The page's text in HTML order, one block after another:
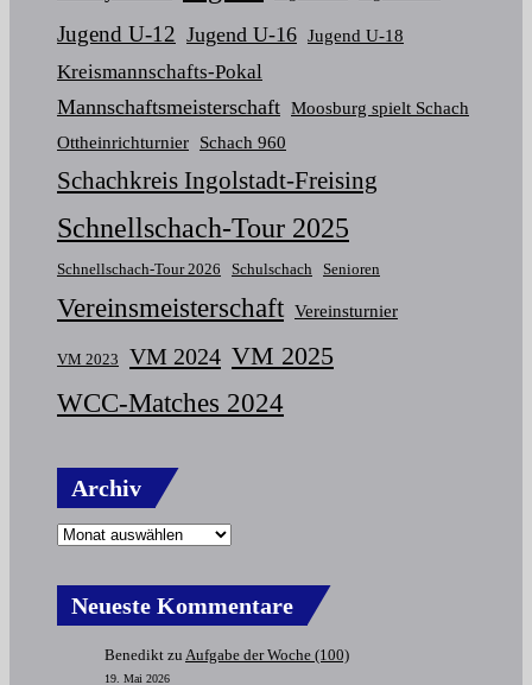
Jugend U-12 Jugend U-16 Jugend U-18
Kreismannschafts-Pokal
Mannschaftsmeisterschaft Moosburg spielt Schach
Ottheinrichturnier Schach 960
Schachkreis Ingolstadt-Freising
Schnellschach-Tour 2025
Schnellschach-Tour 2026 Schulschach Senioren
Vereinsmeisterschaft Vereinsturnier
VM 2023 VM 2024 VM 2025
WCC-Matches 2024
Archiv
Neueste Kommentare
Benedikt zu Aufgabe der Woche (100)
19. Mai 2026